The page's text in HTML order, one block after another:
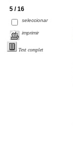
5 / 16
seleccionar
imprimir
Text complet